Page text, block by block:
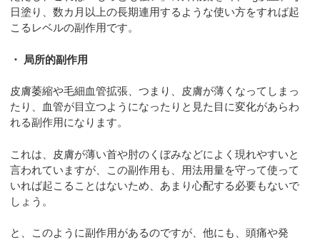
日塗り、数カ月以上の長期連用するような使い方をすれば起
こるレベルの副作用です。
・ 局所的副作用
皮膚萎縮や毛細血管拡張、つまり、皮膚が薄くなってしまっ
たり、血管が目立つようになったりと見た目に変化があらわ
れる副作用になります。
これは、皮膚が薄い首や肘のくぼみなどによく現れやすいと
言われていますが、この副作用も、用法用量を守って使って
いれば起こることはないため、あまり心配する必要もないで
しょう。
と、このように副作用があるのですが、他にも、頭痛や発